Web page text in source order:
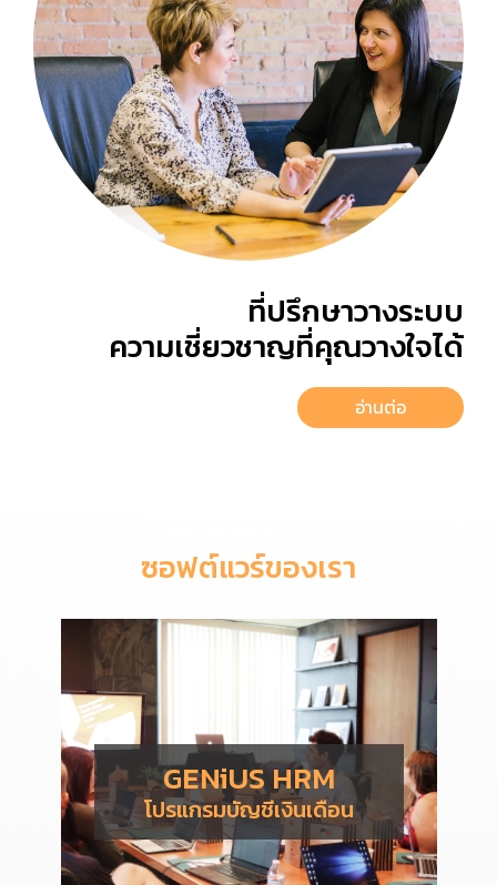
ที่ปรึกษาวางระบบ
ความเชี่ยวชาญที่คุณวางใจได้
อ่านต่อ
ซอฟต์แวร์ของเรา
GENiUS HRM
โปรแกรมบัญชีเงินเดือน